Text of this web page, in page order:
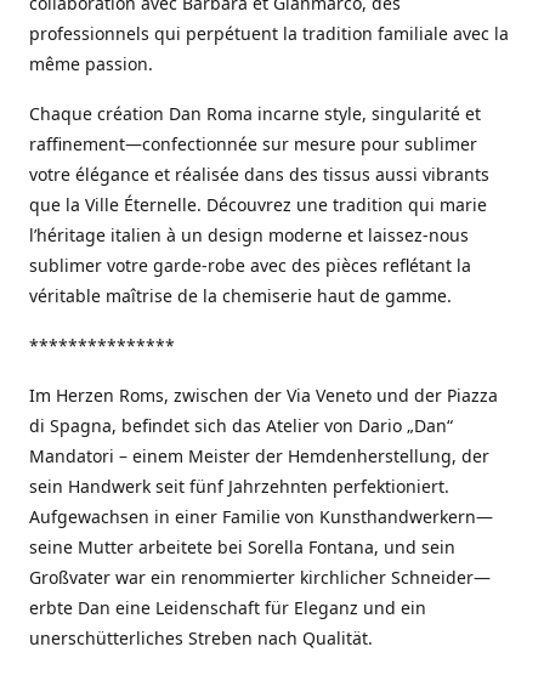
professionnels qui perpétuent la tradition familiale avec la
même passion.
Chaque création Dan Roma incarne style, singularité et
raffinement—confectionnée sur mesure pour sublimer
votre élégance et réalisée dans des tissus aussi vibrants
que la Ville Éternelle. Découvrez une tradition qui marie
l’héritage italien à un design moderne et laissez-nous
sublimer votre garde-robe avec des pièces reflétant la
véritable maîtrise de la chemiserie haut de gamme.
***************
Im Herzen Roms, zwischen der Via Veneto und der Piazza
di Spagna, befindet sich das Atelier von Dario „Dan“
Mandatori – einem Meister der Hemdenherstellung, der
sein Handwerk seit fünf Jahrzehnten perfektioniert.
Aufgewachsen in einer Familie von Kunsthandwerkern—
seine Mutter arbeitete bei Sorella Fontana, und sein
Großvater war ein renommierter kirchlicher Schneider—
erbte Dan eine Leidenschaft für Eleganz und ein
unerschütterliches Streben nach Qualität.